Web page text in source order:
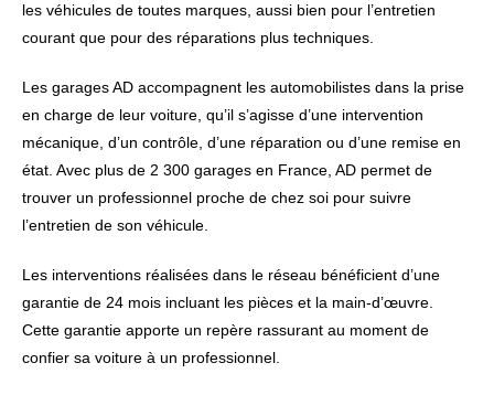
les véhicules de toutes marques, aussi bien pour l’entretien
courant que pour des réparations plus techniques.
Les garages AD accompagnent les automobilistes dans la prise
en charge de leur voiture, qu’il s’agisse d’une intervention
mécanique, d’un contrôle, d’une réparation ou d’une remise en
état. Avec plus de 2 300 garages en France, AD permet de
trouver un professionnel proche de chez soi pour suivre
l’entretien de son véhicule.
Les interventions réalisées dans le réseau bénéficient d’une
garantie de 24 mois incluant les pièces et la main-d’œuvre.
Cette garantie apporte un repère rassurant au moment de
confier sa voiture à un professionnel.